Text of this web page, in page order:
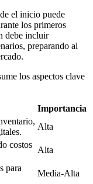
el inicio puede
los primeros
debe incluir
preparando al
los aspectos clave
Importancia
Alta
costos
Alta
para
Media-Alta